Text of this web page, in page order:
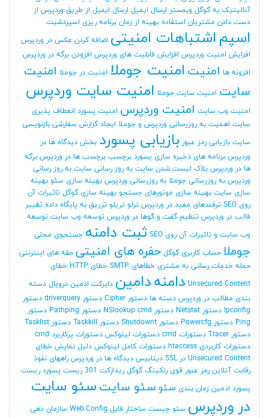
آنالیتیک به گوگل وبمستر ارسال ایمیل ارسال ایمیل از طریق وردپرس از
دست دادن مشتریان استفاده بهینه از زمان برنامه ریزی اسپردشیت
اسپم اشتباهات امنیتی اضافه کردن عکس در وردپرس
افزایش امنیت وردپرس افزایش قابلیت های وردپرس افزودن برگه در وردپرس
افزونه ها امنیت امنیت جوملا امنیت در جوملا امنیت
سایت امنیت سایت جوملا امنیت سایت وردپرس
امنیت وب سایت امنیت وردپرس امنیت پسورد انعطاف پذیری
سایت اهمیت به روزرسانی وردپرس و جوملا ایجاد گزارش سفارشی بازنویسی
سایت بازیابی رمز عبور بازیابی پسورد بخش دیدگاه ها در
وردپرس برنامه های ذخیره سازی پسورد برچسب برچسب ها در وردپرس برگه
ها در وردپرس بلاک لیست شدن سایت به روز رسانی سایت به روز رسانی
وردپرس به روزرسانی جوملا به روزرسانی وردپرس بهینه سازی سئو بهینه
سازی سایت بهینه سازی موتورهای جستجو بهینه سازی گوگل تاثیرات آن
روی SEO
ترفندهای مفید در وردپرس ترلو تریلو تزریق به پایگاه داده تغییر
قالب در وردپرس تنظیم گفت و گوها در وردپرس توسعه وب سایت توسعه
وب سایت و تاثیرات آن روی SEO
ثبت دامنه جستجوی محلی
جوملا حساب کاربری گوگل حفره های امنیتی حقه های اینترنتی
حمله خدمات رسانی به مشتری خطاهای SMTP خطای HTTP
خطای
Unsecured Content دامنهدامین دایرکت ادمین دروپال دسته
بندی مطالب در وردپرس دسته ها دستور Cipher دستور driverquery
دستور
Ipconfig دستور Netstat دستور NSlookup cmd دستور Pathping
دستور
Ping دستور Powercfg دستور Shutdownt دستور Taskkill
دستور Tasklist
دستور Tracer
دستورات cmd دستورات لینوکس دستورات پرکاربرد cmd
دستورات کاربردی htaccess
دستورات کامل لینوکس دلیل نمایش خطای
Unsecured Content در SSL
دیتابیس دیدگاه ها در وردپرس راههای نفوذ
رقابت آنلاین رمز عبور قوی رنکینگ گوگل ریدارکت 301 ریست پسورد ریست
پسورد ادمین زمان بندی سئو سئو سایت سئو سایت
در وردپرس سئو چیست ساختار فایل Web.Config
سازمان دهی